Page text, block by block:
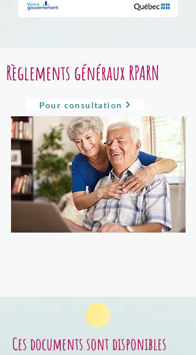
Règlements généraux RPARN
Pour consultation
Ces documents sont disponibles